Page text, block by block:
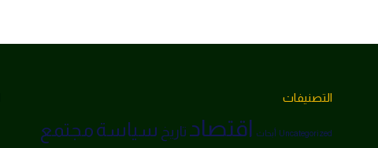
التصنيفات
Uncategorized أبحاث اقتصاد تاريخ سياسةمجتمع